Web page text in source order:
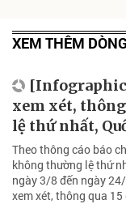
XEM THÊM
xem xét,
lệ thứ nhất,
Theo thông cáo báo
không thường lệ thứ
ngày 3/8 đến ngày
xem xét, thông qua